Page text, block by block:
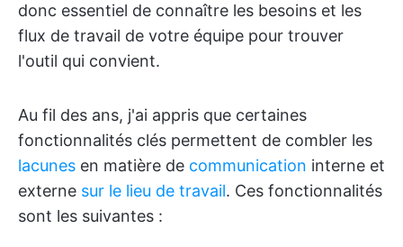
donc essentiel de connaître les besoins et les
flux de travail de votre équipe pour trouver
l'outil qui convient.
Au fil des ans, j'ai appris que certaines
fonctionnalités clés permettent de combler les
lacunes en matière de communication interne et
externe sur le lieu de travail. Ces fonctionnalités
sont les suivantes :